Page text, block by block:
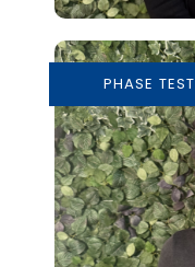
d'occasion
En savoir plus
PHASE TEST